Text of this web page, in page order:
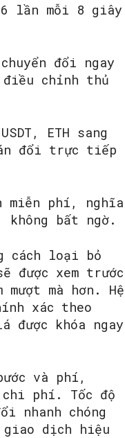
lần mỗi 8 giây
đổi ngay
chỉnh thủ
ETH sang
đổi trực tiếp
miễn phí, nghĩa
bất ngờ.
cách loại bỏ
được xem trước
mà hơn. Hệ
xác theo
khóa ngay
và phí,
chi phí. Tốc độ
nhanh chóng
giao dịch hiệu